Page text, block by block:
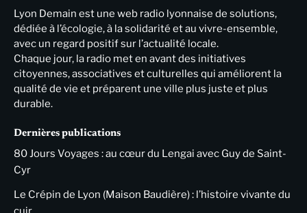
Lyon Demain est une web radio lyonnaise de solutions,
dédiée à l’écologie, à la solidarité et au vivre-ensemble,
avec un regard positif sur l’actualité locale.
Chaque jour, la radio met en avant des initiatives
citoyennes, associatives et culturelles qui améliorent la
qualité de vie et préparent une ville plus juste et plus
durable.
Dernières publications
80 Jours Voyages : au cœur du Lengai avec Guy de Saint-
Cyr
Le Crépin de Lyon (Maison Baudière) : l’histoire vivante du